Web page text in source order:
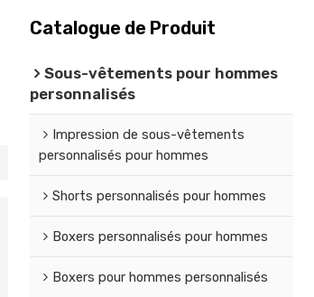
Catalogue de Produit
Sous-vêtements pour hommes
personnalisés
Impression de sous-vêtements
personnalisés pour hommes
Shorts personnalisés pour hommes
Boxers personnalisés pour hommes
Boxers pour hommes personnalisés